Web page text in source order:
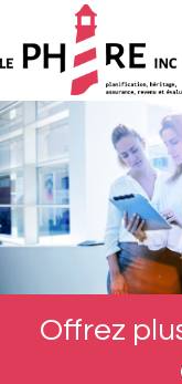
Offrez